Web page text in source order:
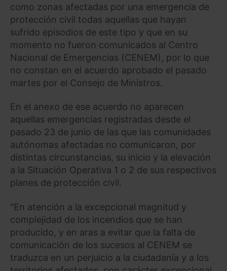
como zonas afectadas por una emergencia de
protección civil todas aquellas que hayan
sufrido episodios de este tipo y que en su
momento no fueron comunicados al Centro
Nacional de Emergencias (CENEM), por lo que
no constan en el acuerdo aprobado el pasado
martes por el Consejo de Ministros.
En el anexo de ese acuerdo no aparecen
aquellas emergencias registradas desde el
pasado 23 de junio de las que las comunidades
autónomas afectadas no comunicaron, por
distintas circunstancias, su inicio y la elevación
a la Situación Operativa 1 o 2 de sus respectivos
planes de protección civil.
"En atención a la excepcional magnitud y
complejidad de los incendios que se han
producido, y en aras a evitar que la falta de
comunicación de los sucesos al CENEM se
traduzca en un perjuicio a la ciudadanía y a los